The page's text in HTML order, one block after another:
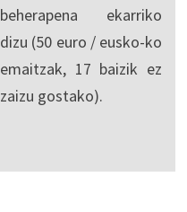
beherapena ekarriko
dizu (50 euro / eusko-ko
emaitzak, 17 baizik ez
zaizu gostako).